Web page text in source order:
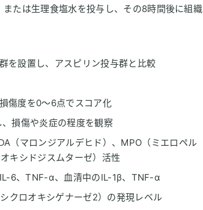
たは生理食塩水を投与し、その8時間後に組織
を設置し、アスピリン投与群と比較
傷度を0～6点でスコア化
損傷や炎症の程度を観察
（マロンジアルデヒド）、MPO（ミエロペル
キシドジスムターゼ）活性
6、TNF-α、血清中のIL-1β、TNF-α
クロオキシゲナーゼ2）の発現レベル